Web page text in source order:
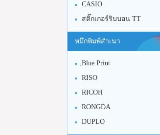
CASIO
สติ๊กเกอร์ริบบอน TT
หมึกพิมพ์สำเนา
ฺBlue Print
RISO
RICOH
RONGDA
DUPLO